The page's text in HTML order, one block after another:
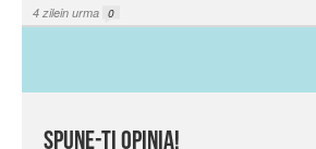
4 zilein urma 0
Spune-ti opinia!